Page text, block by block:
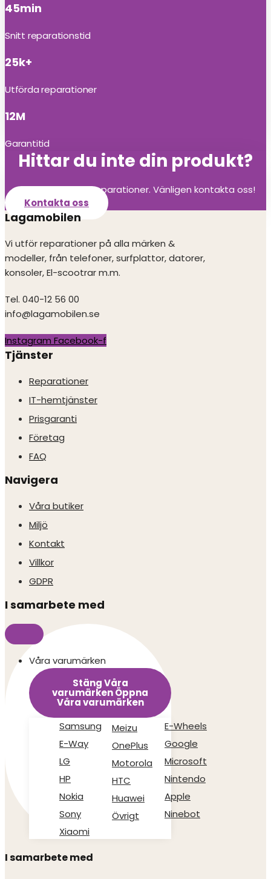
45min
Snitt reparationstid
25k+
Utförda reparationer
12M
Garantitid
Hittar du inte din produkt?
Vi utför alla olika reparationer. Vänligen kontakta oss!
Kontakta oss
Lagamobilen
Vi utför reparationer på alla märken &
modeller, från telefoner, surfplattor, datorer,
konsoler, El-scootrar m.m.
Tel. 040-12 56 00
info@lagamobilen.se
Instagram Facebook-f
Tjänster
Reparationer
IT-hemtjänster
Prisgaranti
Företag
FAQ
Navigera
Våra butiker
Miljö
Kontakt
Villkor
GDPR
I samarbete med
Våra varumärken
Stäng Våra
varumärkenÖppna
Våra varumärken
Samsung
E-Way
LG
HP
Nokia
Sony
Xiaomi
Meizu
OnePlus
Motorola
HTC
Huawei
Övrigt
E-Wheels
Google
Microsoft
Nintendo
Apple
Ninebot
I samarbete med